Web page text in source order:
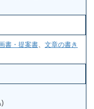
書・提案書
文章の書き
)